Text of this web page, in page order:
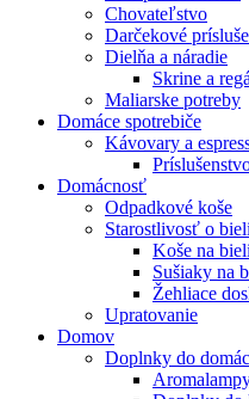
Chovateľstvo
Darčekové
Dielňa a náradie
Skrine a
Maliarske potreby
Domáce spotrebiče
Kávovary a
Domácnosť
Odpadkové koše
Starostlivosť o
Koše na
Sušiaky na
Žehliace
Upratovanie
Domov
Doplnky do